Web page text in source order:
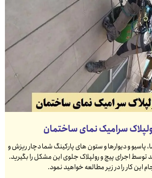
سرامیک نمای ساختمان
پاسیو و دیوارها و ستون های پارکینگ شما دچار ریزش و
اجرای پیچ و رولپلاک جلوی این مشکل را بگیرید.
این کار را در زیر مطالعه خواهید نمود.